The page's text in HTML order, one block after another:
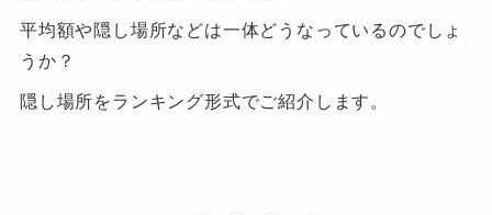
平均額や隠し場所などは一体どうなっているのでしょ
うか？
隠し場所をランキング形式でご紹介します。